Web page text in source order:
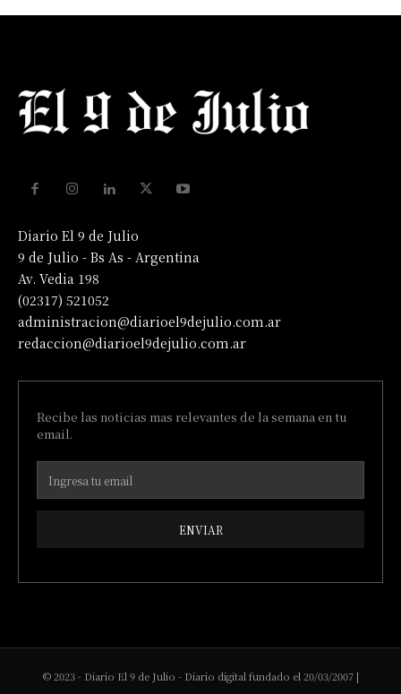
Diario El 9 de Julio
9 de Julio - Bs As - Argentina
Av. Vedia 198
(02317) 521052
administracion@diarioel9dejulio.com.ar
redaccion@diarioel9dejulio.com.ar
Recibe las noticias mas relevantes de la semana en tu
email.
ENVIAR
© 2023 - Diario El 9 de Julio - Diario digital fundado el 20/03/2007 |